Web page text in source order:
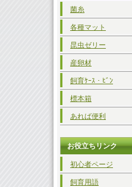
菌糸
各種マット
昆虫ゼリー
産卵材
飼育ｹｰｽ・ﾋﾞﾝ
標本箱
あれば便利
お役立ちリンク
初心者ページ
飼育用語